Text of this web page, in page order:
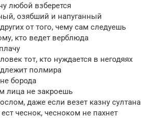
любой взберется
озябший и напуганный
от того, чему сам следуешь
кто ведет верблюда
тот, кто нуждается в негодяях
полмира
борода
лица не закроешь
даже если везет казну султана
чеснок, чесноком не пахнет